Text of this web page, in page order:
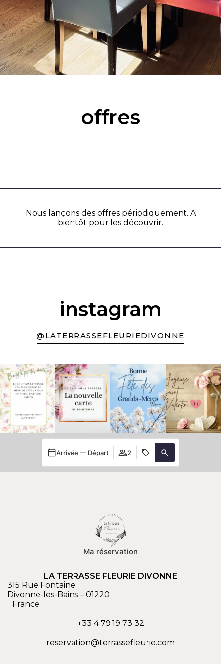
offres
Nous lançons des offres périodiquement. A
bientôt pour les découvrir.
instagram
@LATERRASSEFLEURIEDIVONNE
Arrivée — Départ 2
Ma réservation
LA TERRASSE FLEURIE DIVONNE
315 Rue Fontaine
Divonne-les-Bains – 01220
France
+33 4 79 19 73 32
reservation@terrassefleurie.com